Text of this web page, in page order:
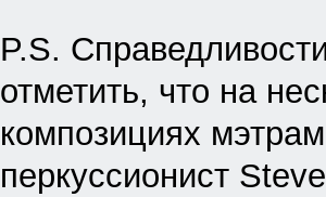
P.S.
отметить, что на
композициях
перкуссионист